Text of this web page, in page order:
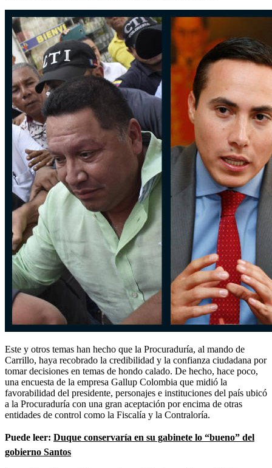
Este y otros temas han hecho que la Procuraduría, al mando de
Carrillo, haya recobrado la credibilidad y la confianza ciudadana por
tomar decisiones en temas de hondo calado. De hecho, hace poco,
una encuesta de la empresa Gallup Colombia que midió la
favorabilidad del presidente, personajes e instituciones del país ubicó
a la Procuraduría con una gran aceptación por encima de otras
entidades de control como la Fiscalía y la Contraloría.
Puede leer: Duque conservaría en su gabinete lo “bueno” del
gobierno Santos